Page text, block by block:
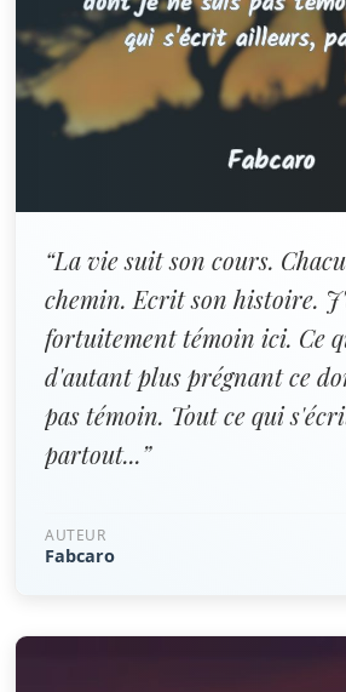
“La vie suit son cours.
chemin. Ecrit son histoire.
fortuitement témoin ici. Ce
d'autant plus prégnant ce
pas témoin. Tout ce qui
partout...”
AUTEUR
Fabcaro